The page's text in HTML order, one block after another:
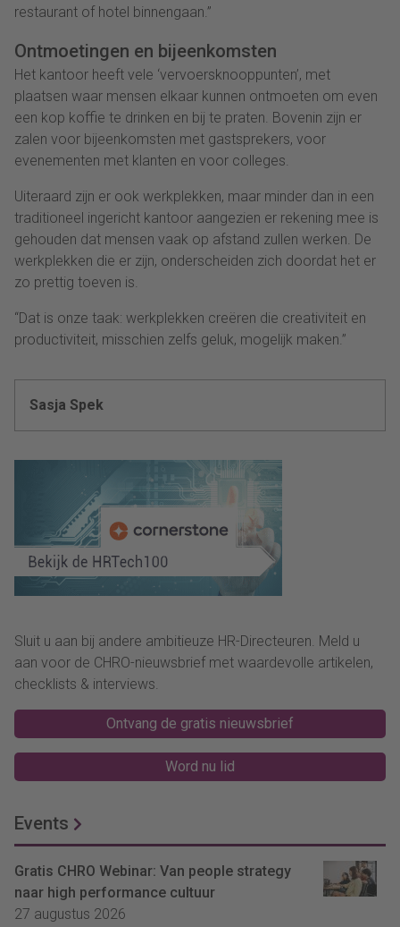
restaurant of hotel binnengaan.”
Ontmoetingen en bijeenkomsten
Het kantoor heeft vele ‘vervoersknooppunten’, met
plaatsen waar mensen elkaar kunnen ontmoeten om even
een kop koffie te drinken en bij te praten. Bovenin zijn er
zalen voor bijeenkomsten met gastsprekers, voor
evenementen met klanten en voor colleges.
Uiteraard zijn er ook werkplekken, maar minder dan in een
traditioneel ingericht kantoor aangezien er rekening mee is
gehouden dat mensen vaak op afstand zullen werken. De
werkplekken die er zijn, onderscheiden zich doordat het er
zo prettig toeven is.
“Dat is onze taak: werkplekken creëren die creativiteit en
productiviteit, misschien zelfs geluk, mogelijk maken.”
Sasja Spek
Sluit u aan bij andere ambitieuze HR-Directeuren. Meld u
aan voor de CHRO-nieuwsbrief met waardevolle artikelen,
checklists & interviews.
Ontvang de gratis nieuwsbrief
Word nu lid
Events
Gratis CHRO Webinar: Van people strategy
naar high performance cultuur
27 augustus 2026